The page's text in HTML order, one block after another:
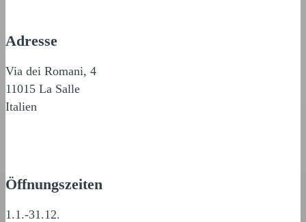
Adresse
Via dei Romani, 4
11015 La Salle
Italien
Öffnungszeiten
1.1.-31.12.